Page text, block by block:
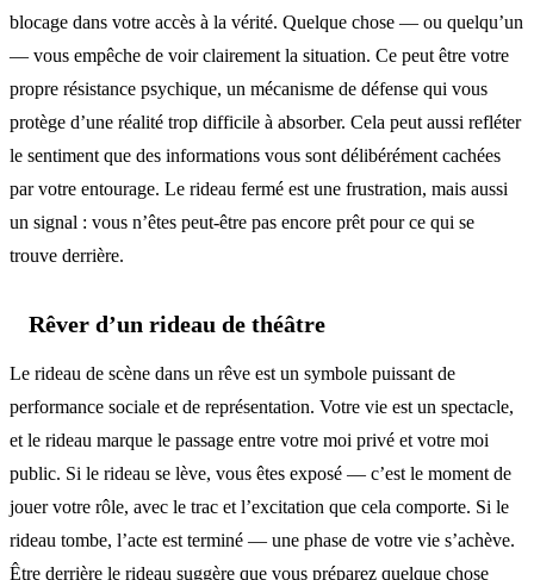
blocage dans votre accès à la vérité. Quelque chose — ou quelqu’un
— vous empêche de voir clairement la situation. Ce peut être votre
propre résistance psychique, un mécanisme de défense qui vous
protège d’une réalité trop difficile à absorber. Cela peut aussi refléter
le sentiment que des informations vous sont délibérément cachées
par votre entourage. Le rideau fermé est une frustration, mais aussi
un signal : vous n’êtes peut-être pas encore prêt pour ce qui se
trouve derrière.
Rêver d’un rideau de théâtre
Le rideau de scène dans un rêve est un symbole puissant de
performance sociale et de représentation. Votre vie est un spectacle,
et le rideau marque le passage entre votre moi privé et votre moi
public. Si le rideau se lève, vous êtes exposé — c’est le moment de
jouer votre rôle, avec le trac et l’excitation que cela comporte. Si le
rideau tombe, l’acte est terminé — une phase de votre vie s’achève.
Être derrière le rideau suggère que vous préparez quelque chose